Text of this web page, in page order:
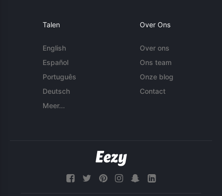
Talen
English
Español
Português
Deutsch
Meer...
Over Ons
Over ons
Ons team
Onze blog
Contact